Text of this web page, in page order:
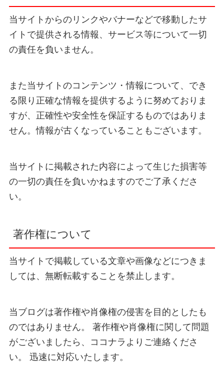
当サイトからのリンクやバナーなどで移動したサ
イトで提供される情報、サービス等について一切
の責任を負いません。
また当サイトのコンテンツ・情報について、でき
る限り正確な情報を提供するように努めておりま
すが、正確性や安全性を保証するものではありま
せん。情報が古くなっていることもございます。
当サイトに掲載された内容によって生じた損害等
の一切の責任を負いかねますのでご了承くださ
い。
著作権について
当サイトで掲載している文章や画像などにつきま
しては、無断転載することを禁止します。
当ブログは著作権や肖像権の侵害を目的としたも
のではありません。 著作権や肖像権に関して問題
がございましたら、ココナラよりご連絡くださ
い。 迅速に対応いたします。